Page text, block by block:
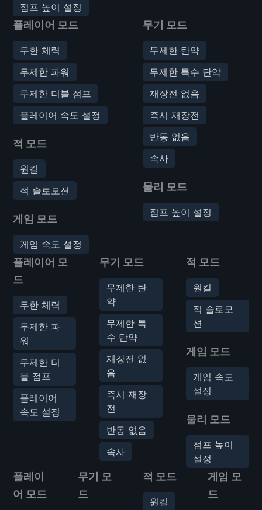
점프 높이 설정
플레이어 모드
무한 체력
무제한 파워
무제한 더블 점프
플레이어 속도 설정
적 모드
원킬
적 슬로모션
게임 모드
게임 속도 설정
무기 모드
무제한 탄약
무제한 특수 탄약
재장전 없음
즉시 재장전
반동 없음
속사
물리 모드
점프 높이 설정
플레이어 모
드
무한 체력
무제한 파
워
무제한 더
블 점프
플레이어
속도 설정
무기 모드
무제한 탄
약
무제한 특
수 탄약
재장전 없
음
즉시 재장
전
반동 없음
속사
적 모드
원킬
적 슬로모
션
게임 모드
게임 속도
설정
물리 모드
점프 높이
설정
플레이
어 모드
무기 모
드
적 모드
원킬
게임 모
드